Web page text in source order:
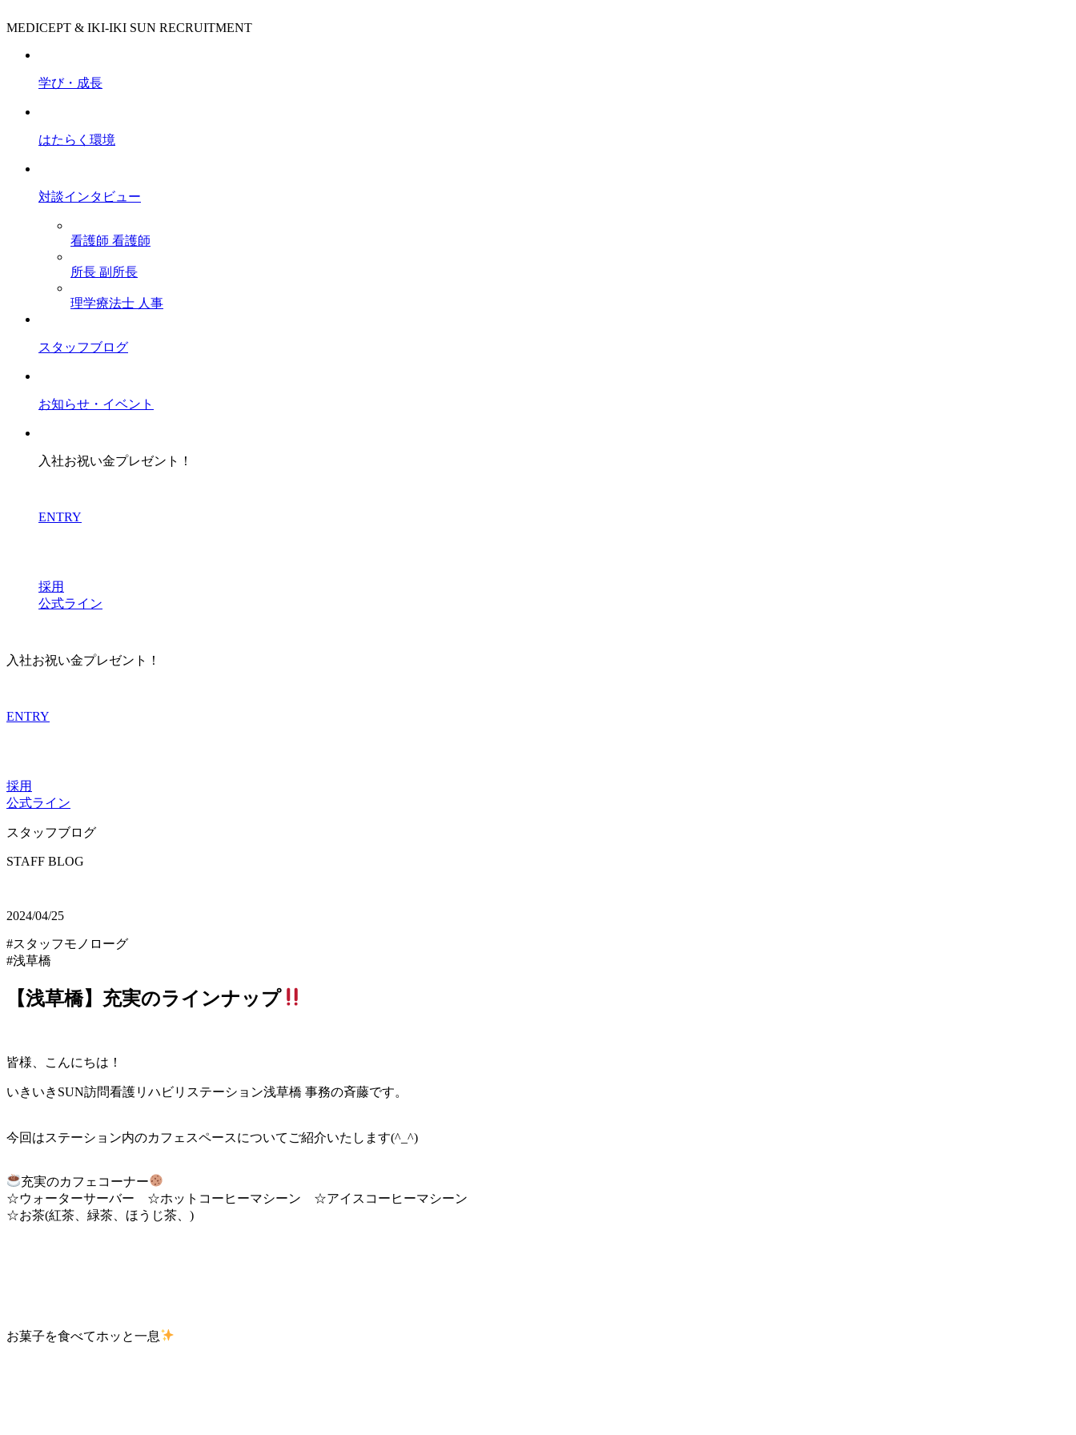
MEDICEPT & IKI-IKI SUN RECRUITMENT
学び・成長
はたらく環境
対談インタビュー
看護師 看護師
所長 副所長
理学療法士 人事
スタッフブログ
お知らせ・イベント
入社お祝い金プレゼント！
ENTRY
採用
公式ライン
入社お祝い金プレゼント！
ENTRY
採用
公式ライン
スタッフブログ
STAFF BLOG
2024/04/25
#スタッフモノローグ
#浅草橋
【浅草橋】充実のラインナップ
皆様、こんにちは！
いきいきSUN訪問看護リハビリステーション浅草橋 事務の斉藤です。
今回はステーション内のカフェスペースについてご紹介いたします(^_^)
充実のカフェコーナー
☆ウォーターサーバー ☆ホットコーヒーマシーン ☆アイスコーヒーマシーン
☆お茶(紅茶、緑茶、ほうじ茶、)
お菓子を食べてホッと一息